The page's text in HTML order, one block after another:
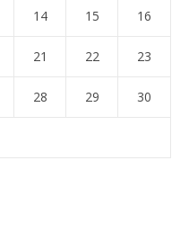
14 15 16
21 22 23
28 29 30